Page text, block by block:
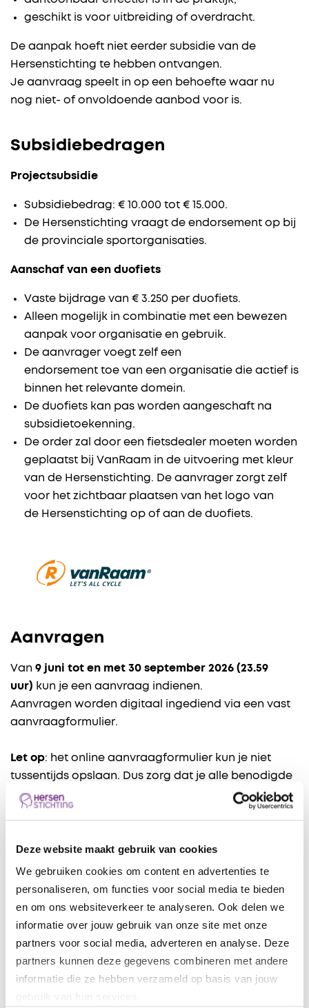
Deze website maakt gebruik van cookies
We gebruiken cookies om content en advertenties te
personaliseren, om functies voor social media te bieden
en om ons websiteverkeer te analyseren. Ook delen we
informatie over jouw gebruik van onze site met onze
partners voor social media, adverteren en analyse. Deze
partners kunnen deze gegevens combineren met andere
informatie die ze hebben verzameld op basis van jouw
gebruik van hun services.
geschikt is voor uitbreiding of overdracht.
De aanpak hoeft niet eerder subsidie van de
Hersenstichting te hebben ontvangen.
Je aanvraag speelt in op een behoefte waar nu
nog niet- of onvoldoende aanbod voor is.
Subsidiebedragen
Projectsubsidie
Subsidiebedrag: € 10.000 tot € 15.000.
De Hersenstichting vraagt de endorsement op bij
de provinciale sportorganisaties.
Aanschaf van een duofiets
Vaste bijdrage van € 3.250 per duofiets.
Alleen mogelijk in combinatie met een bewezen
aanpak voor organisatie en gebruik.
De aanvrager voegt zelf een
endorsement toe van een organisatie die actief is
binnen het relevante domein.
De duofiets kan pas worden aangeschaft na
subsidietoekenning.
De order zal door een fietsdealer moeten worden
geplaatst bij VanRaam in de uitvoering met kleur
van de Hersenstichting. De aanvrager zorgt zelf
voor het zichtbaar plaatsen van het logo van
de Hersenstichting op of aan de duofiets.
Aanvragen
Van 9 juni tot en met 30 september 2026 (23.59
uur) kun je een aanvraag indienen.
Aanvragen worden digitaal ingediend via een vast
aanvraagformulier.
Let op: het online aanvraagformulier kun je niet
tussentijds opslaan. Dus zorg dat je alle benodigde
informatie gereed hebt. Bekijk
een voorbeeld
van het aanvraagformulier zodat je weet welke
Lees voordat je aan de slag gaat ook alle
voorwaarden
door en onze toelichting en tips
Aanvraagformulier
Toelichting en tips